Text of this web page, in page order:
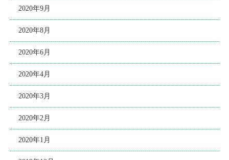
2020年9月
2020年8月
2020年6月
2020年4月
2020年3月
2020年2月
2020年1月